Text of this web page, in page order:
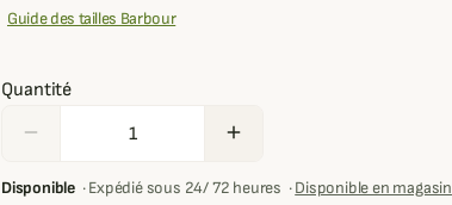
Guide des tailles Barbour
Quantité
remove add
Disponible ·Expédié sous 24/ 72 heures ·Disponible en magasin